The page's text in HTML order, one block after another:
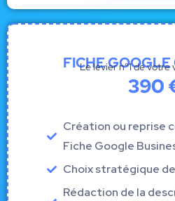
FICHE GOOGLE
Le levier n°1 de votre
390
Création ou reprise
Fiche Google
Choix stratégique
Rédaction de la